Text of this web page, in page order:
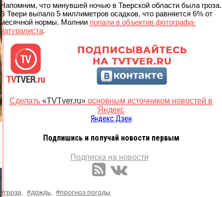
Напомним, что минувшей ночью в Тверской области была гроза.
В Твери выпало 5 миллиметров осадков, что равняется 6% от
месячной нормы. Молнии попали в объектив фотографа-
натуралиста.
Сделать «TVTver.ru» основным источником новостей в
Яндекс
Яндекс.Дзен
Подпишись и получай новости первым
Подписка на новости
#гроза, #дождь, #прогноз погоды